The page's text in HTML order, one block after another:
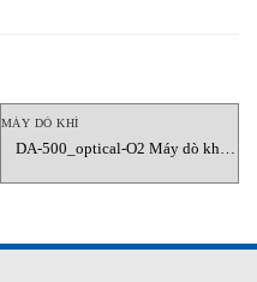
MÁY DÒ KHÍ
DA-500_optical-O2 Máy dò khí